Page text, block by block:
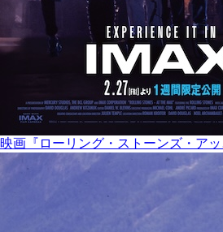
映画『ローリング・ストーンズ・ア